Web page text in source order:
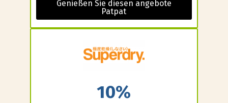
Genießen Sie diesen angebote
Patpat
10%